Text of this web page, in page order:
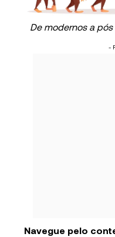
De modernos a
-
Navegue pelo